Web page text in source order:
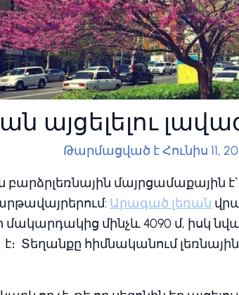
այցելելու
Թարմացված է Հունիս 11,
մայրցամաքային
Արագած լեռան
մակարդակից մինչև 4090 մ, իսկ
է։ Տեղանքը հիմնականում